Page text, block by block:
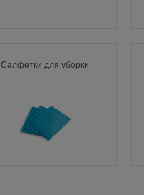
Салфетки для уборки